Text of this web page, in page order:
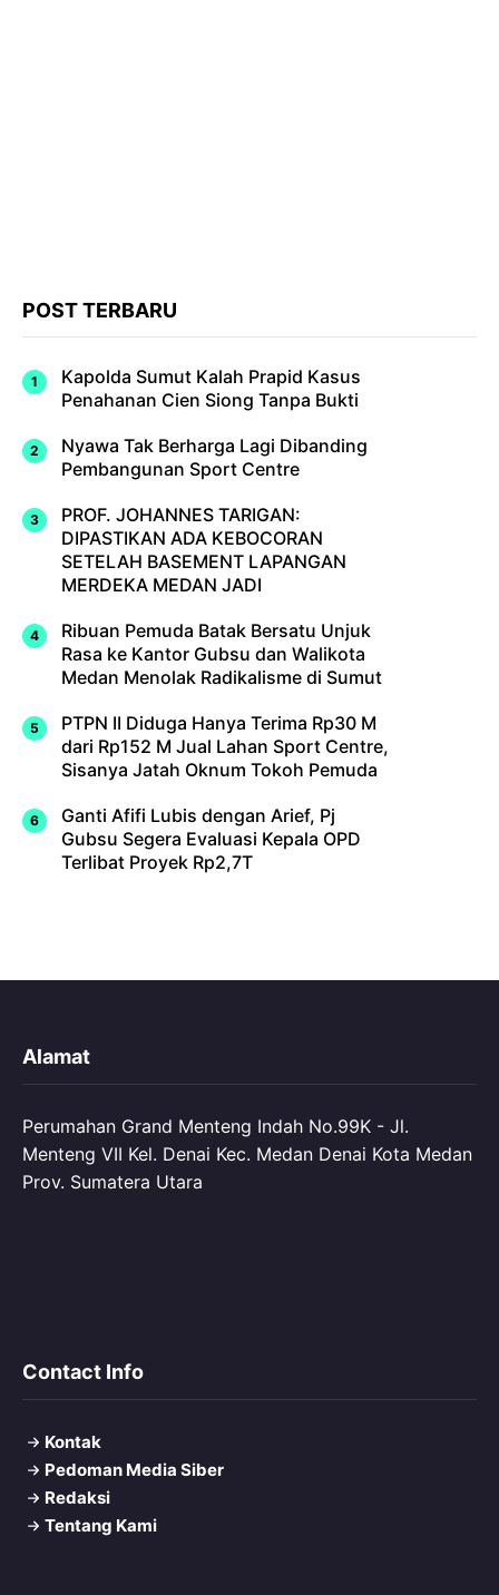
POST TERBARU
Kapolda Sumut Kalah Prapid Kasus
Penahanan Cien Siong Tanpa Bukti
Nyawa Tak Berharga Lagi Dibanding
Pembangunan Sport Centre
PROF. JOHANNES TARIGAN:
DIPASTIKAN ADA KEBOCORAN
SETELAH BASEMENT LAPANGAN
MERDEKA MEDAN JADI
Ribuan Pemuda Batak Bersatu Unjuk
Rasa ke Kantor Gubsu dan Walikota
Medan Menolak Radikalisme di Sumut
PTPN II Diduga Hanya Terima Rp30 M
dari Rp152 M Jual Lahan Sport Centre,
Sisanya Jatah Oknum Tokoh Pemuda
Ganti Afifi Lubis dengan Arief, Pj
Gubsu Segera Evaluasi Kepala OPD
Terlibat Proyek Rp2,7T
Alamat
Perumahan Grand Menteng Indah No.99K - Jl.
Menteng VII Kel. Denai Kec. Medan Denai Kota Medan
Prov. Sumatera Utara
Contact Info
Kontak
Pedoman Media Siber
Redaksi
Tentang Kami